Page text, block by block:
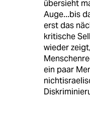
übersieht
Auge...bis
erst das
kritische
wieder
ein paar